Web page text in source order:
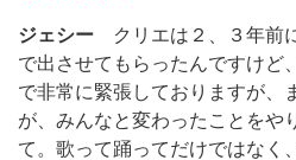
ジェシー クリエは２、３年前
で出させてもらったんですけど
で非常に緊張しておりますが、
が、みんなと変わったことをや
て。歌って踊ってだけではなく